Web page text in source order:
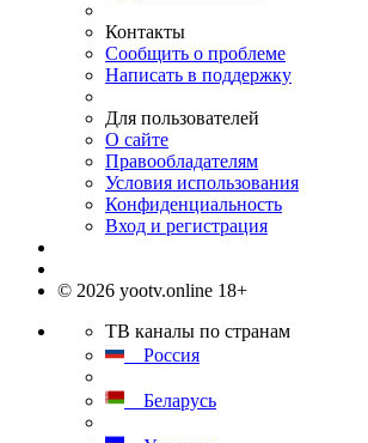
Контакты
Сообщить о проблеме
Написать в поддержку
Для пользователей
О сайте
Правообладателям
Условия использования
Конфиденциальность
Вход и регистрация
© 2026 yootv.online 18+
ТВ каналы по странам
Россия
Беларусь